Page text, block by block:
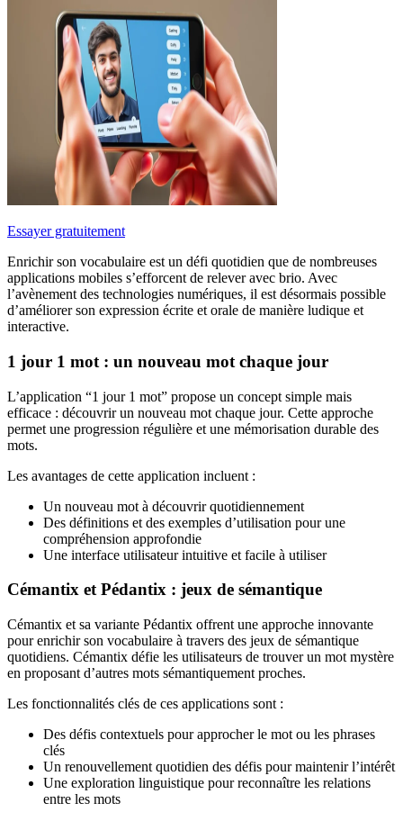
Essayer gratuitement
Enrichir son vocabulaire est un défi quotidien que de nombreuses
applications mobiles s’efforcent de relever avec brio. Avec
l’avènement des technologies numériques, il est désormais possible
d’améliorer son expression écrite et orale de manière ludique et
interactive.
1 jour 1 mot : un nouveau mot chaque jour
L’application “1 jour 1 mot” propose un concept simple mais
efficace : découvrir un nouveau mot chaque jour. Cette approche
permet une progression régulière et une mémorisation durable des
mots.
Les avantages de cette application incluent :
Un nouveau mot à découvrir quotidiennement
Des définitions et des exemples d’utilisation pour une
compréhension approfondie
Une interface utilisateur intuitive et facile à utiliser
Cémantix et Pédantix : jeux de sémantique
Cémantix et sa variante Pédantix offrent une approche innovante
pour enrichir son vocabulaire à travers des jeux de sémantique
quotidiens. Cémantix défie les utilisateurs de trouver un mot mystère
en proposant d’autres mots sémantiquement proches.
Les fonctionnalités clés de ces applications sont :
Des défis contextuels pour approcher le mot ou les phrases
clés
Un renouvellement quotidien des défis pour maintenir l’intérêt
Une exploration linguistique pour reconnaître les relations
entre les mots